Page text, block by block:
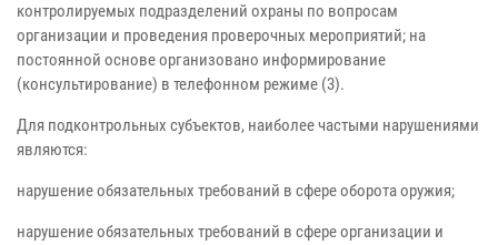
контролируемых подразделений охраны по вопросам
организации и проведения проверочных мероприятий; на
постоянной основе организовано информирование
(консультирование) в телефонном режиме (3).
Для подконтрольных субъектов, наиболее частыми нарушениями
являются:
нарушение обязательных требований в сфере оборота оружия;
нарушение обязательных требований в сфере организации и